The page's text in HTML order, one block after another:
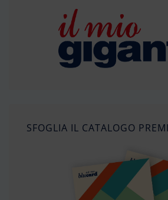
SFOGLIA IL CATALOGO